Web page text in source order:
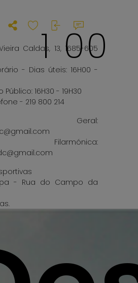
1 00
Caldas, 13, 1685-605
- Dias úteis: 16H00 -
16H30 - 19H30
- 219 800 214
Geral:
- Rua do Campo da
- 219 806 974